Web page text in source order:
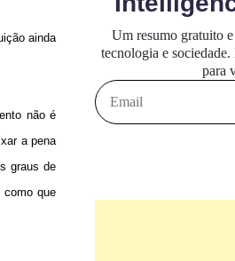
ainda
não é
a pena
graus de
como que